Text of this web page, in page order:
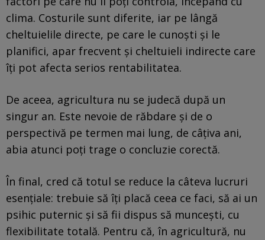
clima. Costurile sunt diferite, iar pe lângă
cheltuielile directe, pe care le cunoști și le
planifici, apar frecvent și cheltuieli indirecte care
îți pot afecta serios rentabilitatea.
De aceea, agricultura nu se judecă după un
singur an. Este nevoie de răbdare și de o
perspectivă pe termen mai lung, de câțiva ani,
abia atunci poți trage o concluzie corectă.
În final, cred că totul se reduce la câteva lucruri
esențiale: trebuie să îți placă ceea ce faci, să ai un
psihic puternic și să fii dispus să muncești, cu
flexibilitate totală. Pentru că, în agricultură, nu